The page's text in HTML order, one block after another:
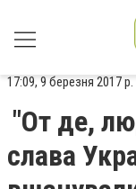
17:09, 9 березня 2017 р.
"От де,
слава